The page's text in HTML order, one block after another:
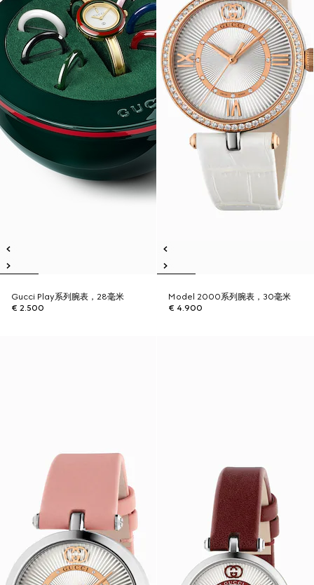
Gucci Play系列腕表，28毫米
€ 2.500
Model 2000系列腕表，30毫米
€ 4.900